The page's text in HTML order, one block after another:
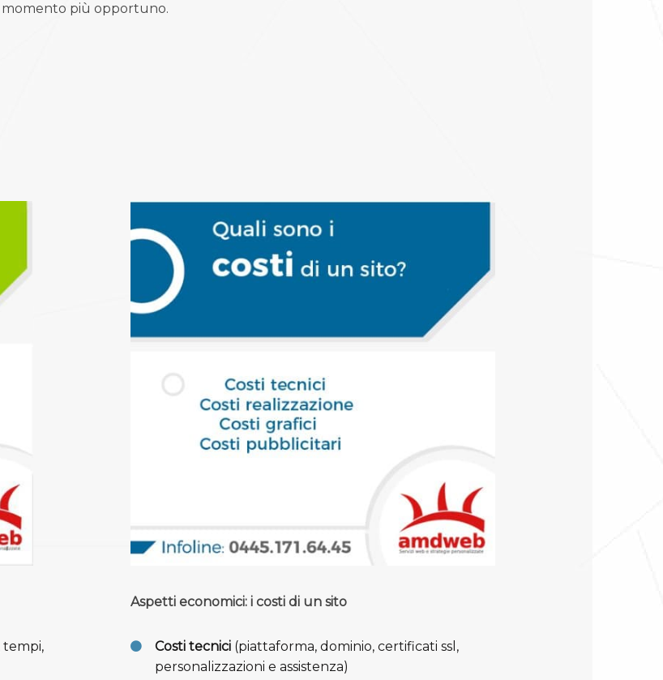
momento più opportuno.
tempi,
Aspetti economici: i costi di un sito
Costi tecnici (piattaforma, dominio, certificati ssl,
personalizzazioni e assistenza)